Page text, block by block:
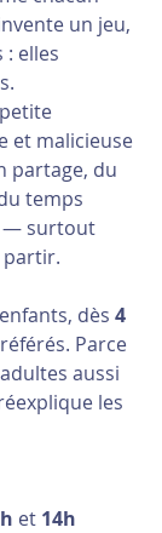
un jeu,
: elles
et malicieuse
partage, du
temps
— surtout
partir.
dès 4
Parce
aussi
les
et 14h